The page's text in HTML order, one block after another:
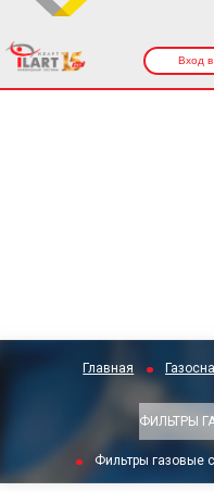
Вход
Главная
ФИЛЬТРЫ
Фильтры газовые